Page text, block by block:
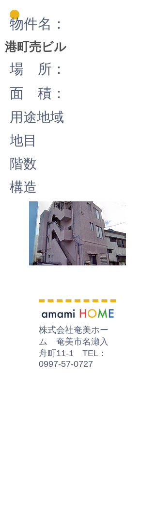
物件名：
港町売ビル
場 所：
面 積：
用途地域
地目
階数
構造
​株式会社奄美ホー
ム 奄美市名瀬入
舟町11-1 TEL：
0997-57-0727